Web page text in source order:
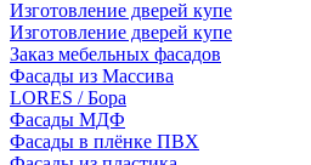
Изготовление дверей купе
Изготовление дверей купе
Заказ мебельных фасадов
Фасады из Массива
LORES / Бора
Фасады МДФ
Фасады в плёнке ПВХ